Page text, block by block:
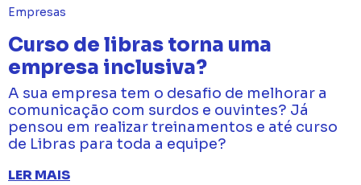
Empresas
Curso de libras torna uma
empresa inclusiva?
A sua empresa tem o desafio de melhorar a
comunicação com surdos e ouvintes? Já
pensou em realizar treinamentos e até curso
de Libras para toda a equipe?
LER MAIS